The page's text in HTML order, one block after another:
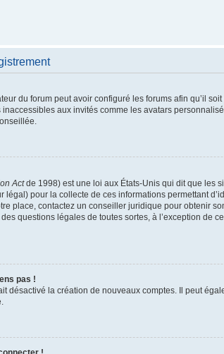
du forum peut avoir configuré les forums afin qu’il
aux invités comme les avatars
Actde 1998) est une loi aux États-Unis qui dit que les
légal) pour la collecte de ces informations permettant
place, contactez un conseiller juridique pour obtenir
questions légales de toutes sortes, à l’exception
pas !
désactivé la création de nouveaux comptes. Il peut